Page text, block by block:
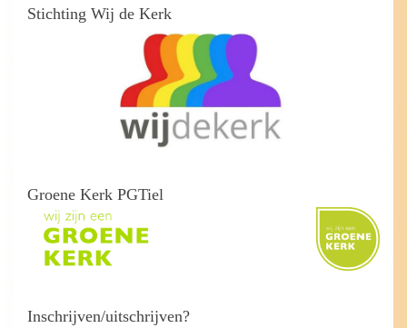
Stichting Wij de Kerk
Groene Kerk PGTiel
Inschrijven/uitschrijven?